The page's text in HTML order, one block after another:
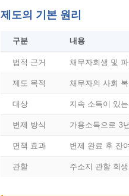
제도의 기본 원리
구분 내용
법적 근거 채무자회생 및
제도 목적 채무자의 사회
대상 지속 소득이 있
변제 방식 가용소득으로 3
면책 효과 변제 완료 후 잔
관할 주소지 관할 회